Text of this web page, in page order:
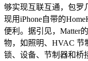
够实现互联互通，包罗
现用iPhone自带的
便利。据引见，Matter
物，如照明、HVAC 节
锁、设备、节制器和桥